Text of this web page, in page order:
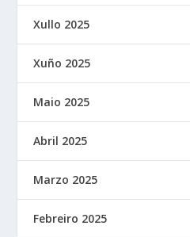
Xullo 2025
Xuño 2025
Maio 2025
Abril 2025
Marzo 2025
Febreiro 2025